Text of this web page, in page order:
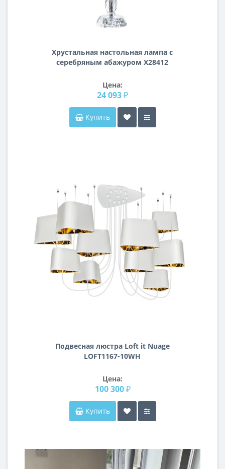
Хрустальная настольная лампа с
серебряным абажуром X28412
Цена:
24 093 ₽
Купить
Подвесная люстра Loft it Nuage
LOFT1167-10WH
Цена:
100 300 ₽
Купить